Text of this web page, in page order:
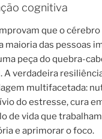
cognitiva
que o
maioria das pessoas
peça do quebra-
A verdadeira
multifacetada:
do estresse, cura
de vida que
e aprimorar o foco.